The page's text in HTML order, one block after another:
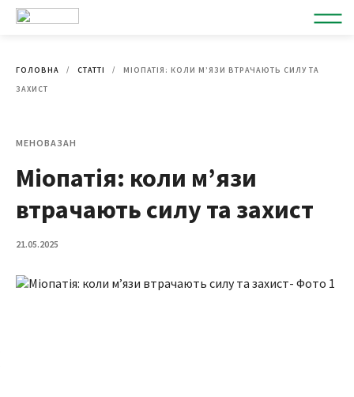
ГОЛОВНА СТАТТІ
МІОПАТІЯ: КОЛИ М’ЯЗИ ВТРАЧАЮТЬ СИЛУ ТА
ЗАХИСТ
МЕНОВАЗАН
Міопатія: коли м’язи
втрачають силу та захист
21.05.2025